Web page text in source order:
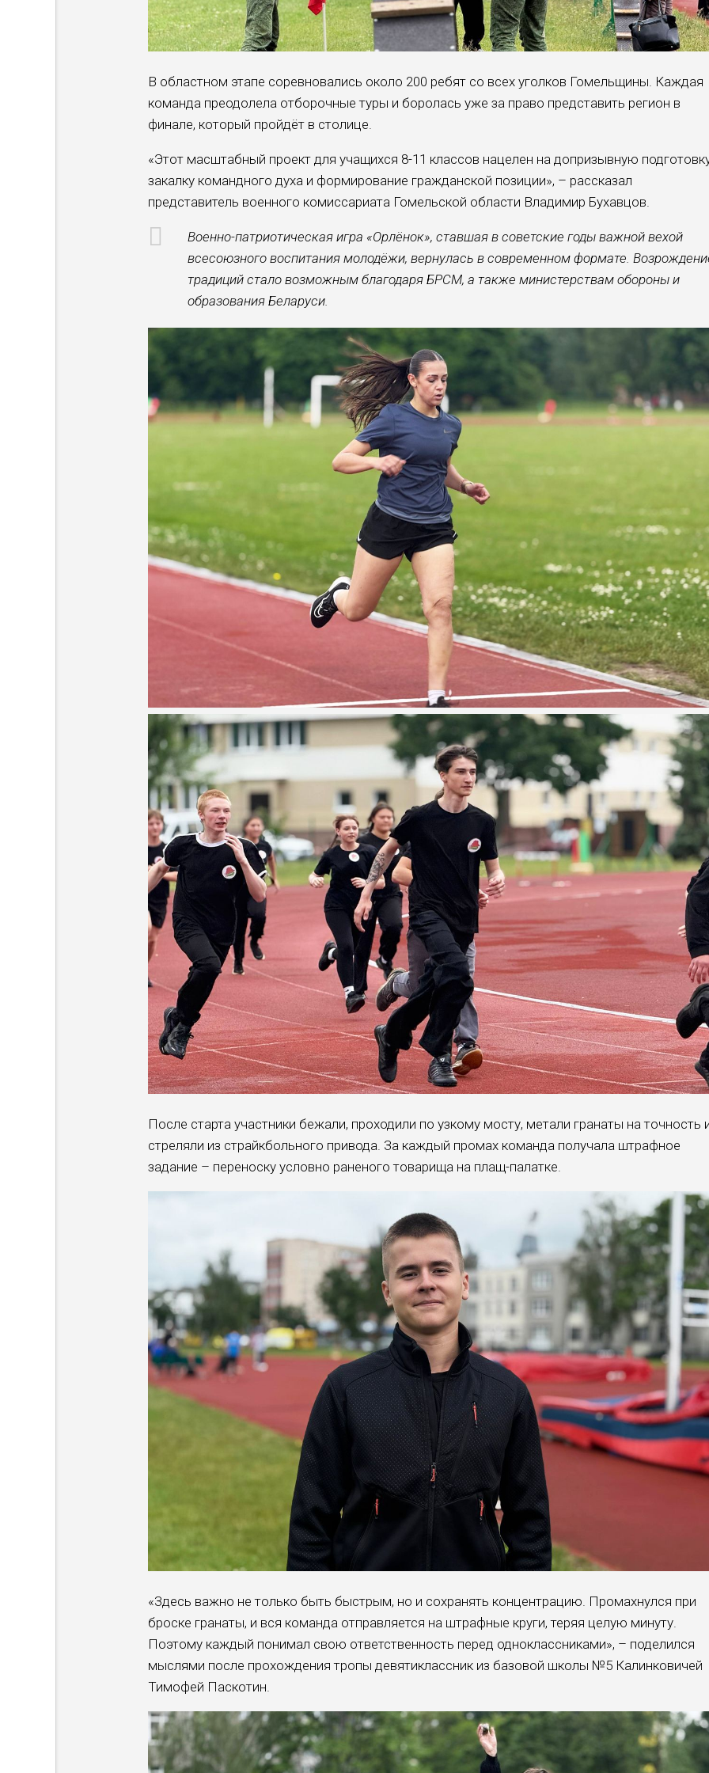
В областном этапе соревновались около 200 ребят со всех уголков Гомельщины. Каждая
команда преодолела отборочные туры и боролась уже за право представить регион в
финале, который пройдёт в столице.
«Этот масштабный проект для учащихся 8-11 классов нацелен на допризывную
закалку командного духа и формирование гражданской позиции», – рассказал
представитель военного комиссариата Гомельской области Владимир Бухавцов.
Военно-патриотическая игра «Орлёнок», ставшая в советские годы важной вехой
всесоюзного воспитания молодёжи, вернулась в современном формате.
традиций стало возможным благодаря БРСМ, а также министерствам обороны и
образования Беларуси.
После старта участники бежали, проходили по узкому мосту, метали гранаты на точность
стреляли из страйкбольного привода. За каждый промах команда получала штрафное
задание – переноску условно раненого товарища на плащ-палатке.
«Здесь важно не только быть быстрым, но и сохранять концентрацию. Промахнулся при
броске гранаты, и вся команда отправляется на штрафные круги, теряя целую минуту.
Поэтому каждый понимал свою ответственность перед одноклассниками», – поделился
мыслями после прохождения тропы девятиклассник из базовой школы №5 Калинковичей
Тимофей Паскотин.